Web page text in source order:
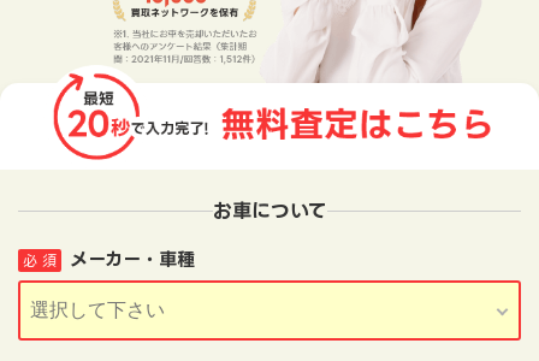
お車について
メーカー・車種
必 須